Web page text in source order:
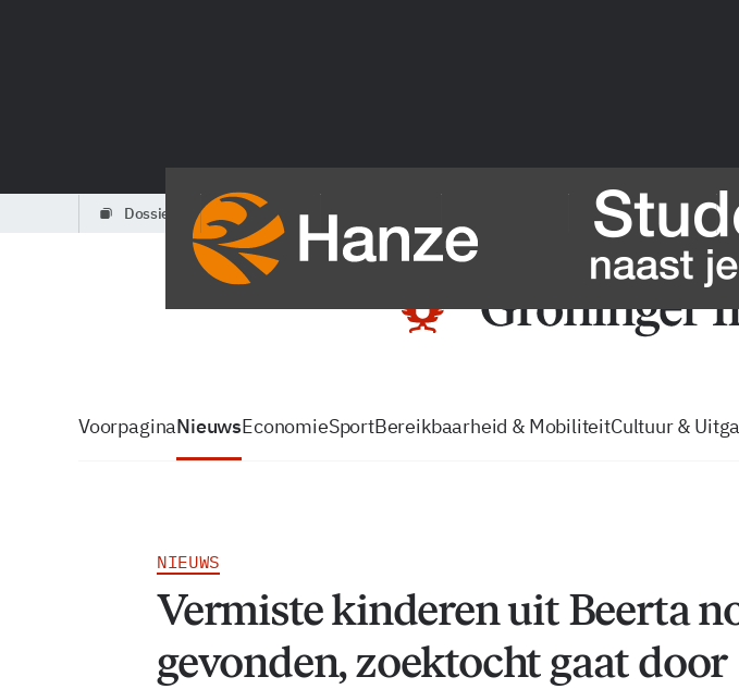
dossiers partners zo volg je de GIC
VoorpaginaNieuwsEconomieSportBereikbaarheid & MobiliteitCultuur &
NIEUWS
Vermiste kinderen uit Beerta
gevonden, zoektocht gaat door